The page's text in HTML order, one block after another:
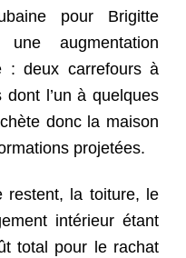
pour Brigitte
augmentation
: deux carrefours à
l’un à quelques
donc la maison
projetées.
restent, la toiture, le
intérieur étant
total pour le rachat